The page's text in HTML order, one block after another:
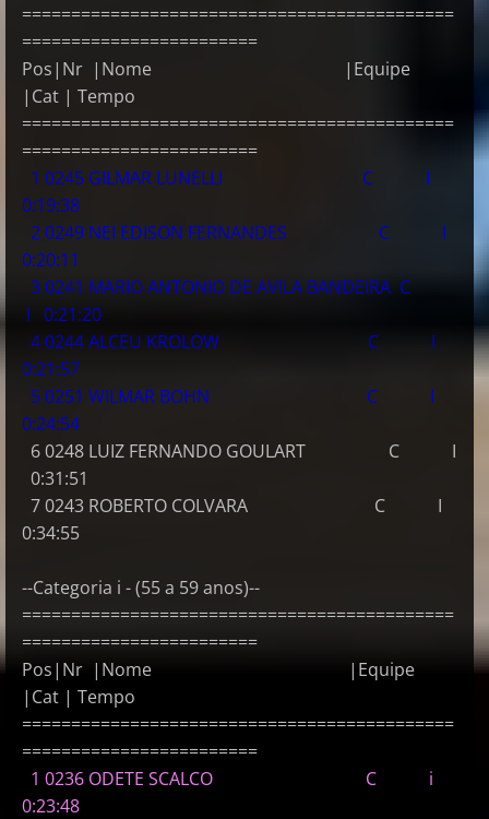
============================================
========================
Pos|Nr |Nome |Equipe
|Cat | Tempo
============================================
========================
1 0245 GILMAR LUNELLI C I
0:19:38
2 0249 NEI EDISON FERNANDES C I
0:20:11
3 0241 MARIO ANTONIO DE AVILA BANDEIRA C
I 0:21:20
4 0244 ALCEU KROLOW C I
0:21:57
5 0251 WILMAR BOHN C I
0:24:54
6 0248 LUIZ FERNANDO GOULART C I
0:31:51
7 0243 ROBERTO COLVARA C I
0:34:55
--Categoria i - (55 a 59 anos)--
============================================
========================
Pos|Nr |Nome |Equipe
|Cat | Tempo
============================================
========================
1 0236 ODETE SCALCO C i
0:23:48